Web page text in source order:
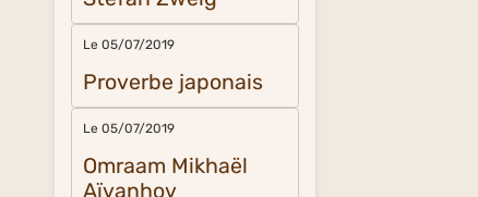
Le 05/07/2019
Proverbe japonais
Le 05/07/2019
Omraam Mikhaël
Aïvanhov